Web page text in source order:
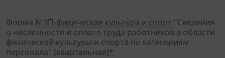
Форма N ЗП-физическая культура и спорт "Сведения
о численности и оплате труда работников в области
физической культуры и спорта по категориям
персонала" (квартальная)*